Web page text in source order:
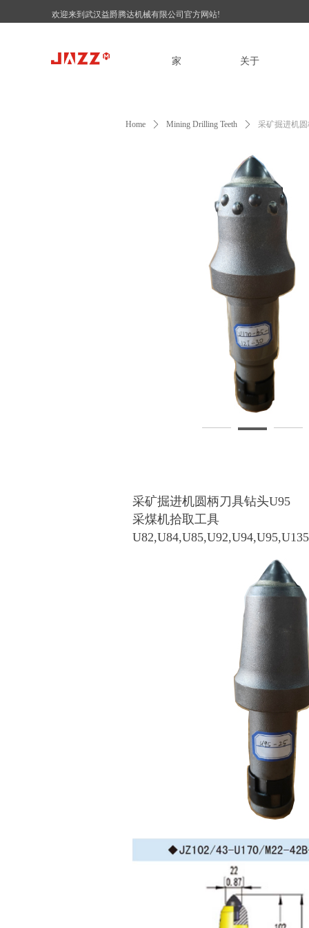
家 关于
欢迎来到武汉益爵腾达机械有限公司官方网站!
Home ꄲ Mining Drilling Teeth ꄲ 采矿掘进机
采矿掘进机圆柄刀具钻头U95
采煤机拾取工具